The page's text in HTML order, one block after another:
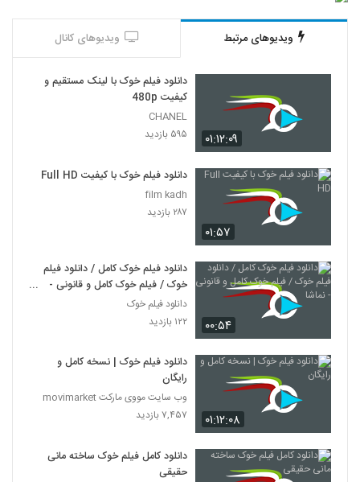
ویدیوهای مرتبط ویدیوهای کانال
۰۱:۱۲:۰۹
دانلود فیلم خوک با لینک مستقیم و
کیفیت 480p
CHANEL
۵۹۵ بازدید
۰۱:۵۷
دانلود فیلم خوک با کیفیت Full HD
film kadh
۲۸۷ بازدید
۰۰:۵۴
دانلود فیلم خوک کامل / دانلود فیلم
خوک / فیلم خوک کامل و قانونی -
نماشا
دانلود فیلم خوک
۱۲۲ بازدید
۰۱:۱۲:۰۸
دانلود فیلم خوک | نسخه کامل و
رایگان
وب سایت مووی مارکت movimarket
۷,۴۵۷ بازدید
دانلود کامل فیلم خوک ساخته مانی
حقیقی